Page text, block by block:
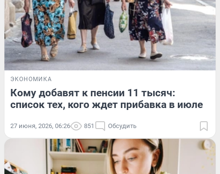
ЭКОНОМИКА
Кому добавят к пенсии 11 тысяч:
список тех, кого ждет прибавка в июле
27 июня, 2026, 06:26 851 Обсудить